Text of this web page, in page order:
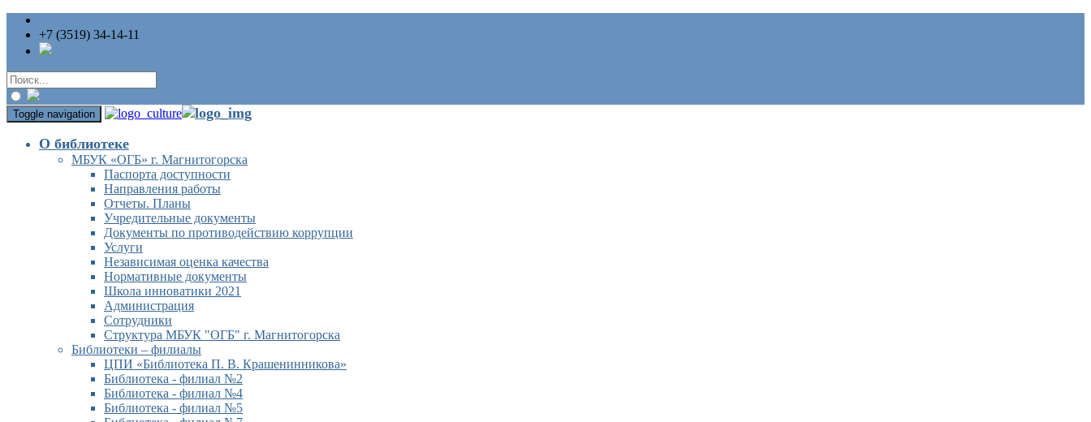
+7 (3519) 34-14-11
Toggle navigation
О библиотеке
МБУК «ОГБ» г. Магнитогорска
Паспорта доступности
Направления работы
Отчеты. Планы
Учредительные документы
Документы по противодействию коррупции
Услуги
Независимая оценка качества
Нормативные документы
Школа инноватики 2021
Администрация
Сотрудники
Структура МБУК "ОГБ" г. Магнитогорска
Библиотеки – филиалы
ЦПИ «Библиотека П. В. Крашенинникова»
Библиотека - филиал №2
Библиотека - филиал №4
Библиотека - филиал №5